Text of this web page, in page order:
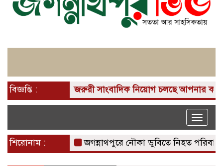
বিজ্ঞপ্তি : জরুরী সাংবাদিক নিয়োগ চলছে আপনার কাছে
Toggle
শিরোনাম : জগন্নাথপুরে নৌকা ডুবিতে নিহত পরিবারের